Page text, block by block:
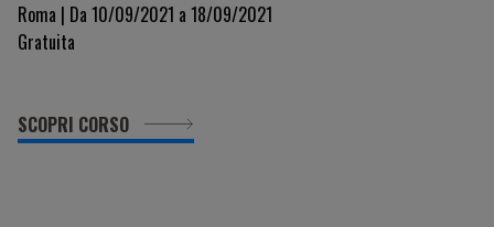
Roma | Da 10/09/2021 a 18/09/2021
Gratuita
SCOPRI CORSO